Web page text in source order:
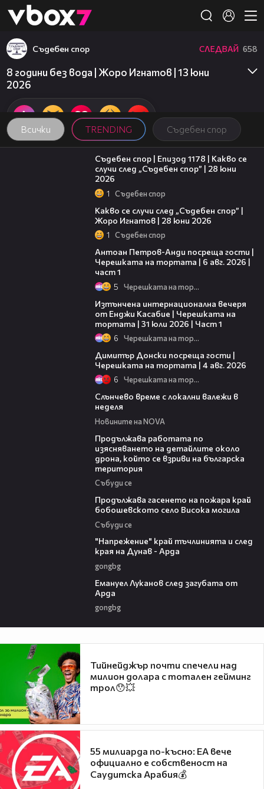
👾
Всички TRENDING Съдебен спор
Съдебен спор СЛЕДВАЙ 658
8 години без вода | Жоро Игнатов | 13 юни
2026
47:02
Съдебен спор | Епизод 1178 | Какво се
случи след „Съдебен спор” | 28 юни
2026
1 Съдебен спор
Какво се случи след „Съдебен спор” |
Жоро Игнатов | 28 юни 2026
1 Съдебен спор
Антоан Петров-Анди посреща гости |
Черешката на тортата | 6 авг. 2026 |
част 1
5 Черешката на тортата
Изтънчена интернационална вечеря
от Енджи Касабие | Черешката на
тортата | 31 юли 2026 | Част 1
6 Черешката на тортата
Димитър Донски посреща гости |
Черешката на тортата | 4 авг. 2026
6 Черешката на тортата
Слънчево време с локални валежи в
неделя
Новините на NOVA
Продължава работата по
изясняването на детайлите около
дрона, който се взриви на българска
територия
Събуди се
Продължава гасенето на пожара край
бобошевското село Висока могила
Събуди се
"Напрежение" край тъчлинията и след
края на Дунав - Арда
gongbg
Емануел Луканов след загубата от
Арда
gongbg
Тийнейджър почти спечели над
милион долара с тотален гейминг
трол😯💥
55 милиарда по-късно: EA вече
официално е собственост на
Саудитска Арабия💰